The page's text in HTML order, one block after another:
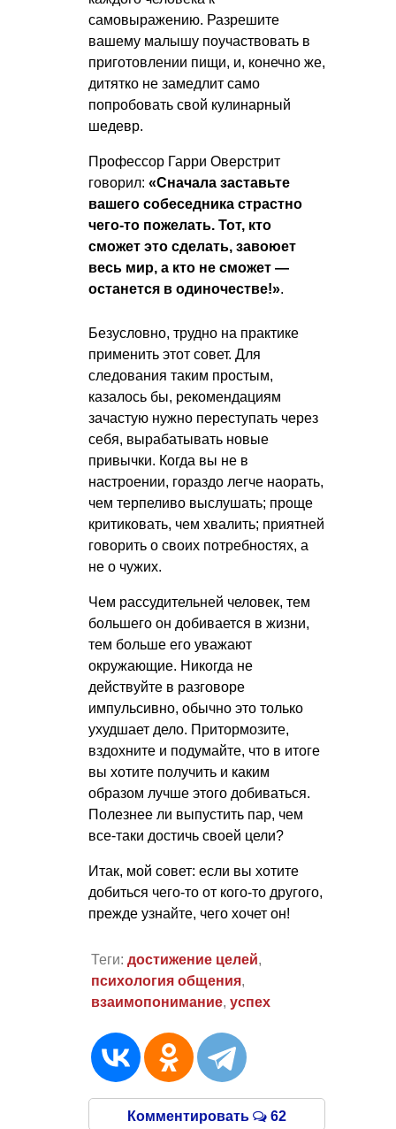
самовыражению. Разрешите
вашему малышу поучаствовать в
приготовлении пищи, и, конечно же,
дитятко не замедлит само
попробовать свой кулинарный
шедевр.
Профессор Гарри Оверстрит
говорил: «Сначала заставьте
вашего собеседника страстно
чего-то пожелать. Тот, кто
сможет это сделать, завоюет
весь мир, а кто не сможет —
останется в одиночестве!».
Безусловно, трудно на практике
применить этот совет. Для
следования таким простым,
казалось бы, рекомендациям
зачастую нужно переступать через
себя, вырабатывать новые
привычки. Когда вы не в
настроении, гораздо легче наорать,
чем терпеливо выслушать; проще
критиковать, чем хвалить; приятней
говорить о своих потребностях, а
не о чужих.
Чем рассудительней человек, тем
большего он добивается в жизни,
тем больше его уважают
окружающие. Никогда не
действуйте в разговоре
импульсивно, обычно это только
ухудшает дело. Притормозите,
вздохните и подумайте, что в итоге
вы хотите получить и каким
образом лучше этого добиваться.
Полезнее ли выпустить пар, чем
все-таки достичь своей цели?
Итак, мой совет: если вы хотите
добиться чего-то от кого-то другого,
прежде узнайте, чего хочет он!
Теги: достижение целей,
психология общения,
взаимопонимание, успех
Комментировать 62